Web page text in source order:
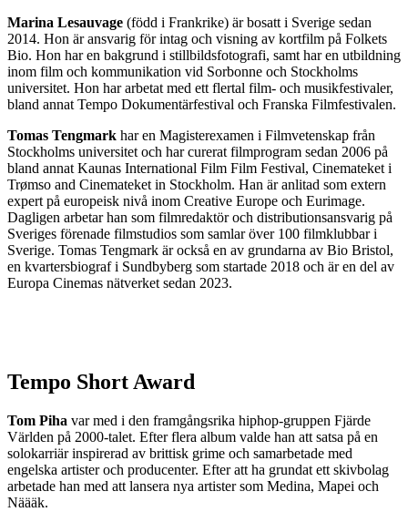
Marina Lesauvage (född i Frankrike) är bosatt i Sverige sedan
2014. Hon är ansvarig för intag och visning av kortfilm på Folkets
Bio. Hon har en bakgrund i stillbildsfotografi, samt har en utbildning
inom film och kommunikation vid Sorbonne och Stockholms
universitet. Hon har arbetat med ett flertal film- och musikfestivaler,
bland annat Tempo Dokumentärfestival och Franska Filmfestivalen.
Tomas Tengmark har en Magisterexamen i Filmvetenskap från
Stockholms universitet och har curerat filmprogram sedan 2006 på
bland annat Kaunas International Film Film Festival, Cinemateket i
Trømso and Cinemateket in Stockholm. Han är anlitad som extern
expert på europeisk nivå inom Creative Europe och Eurimage.
Dagligen arbetar han som filmredaktör och distributionsansvarig på
Sveriges förenade filmstudios som samlar över 100 filmklubbar i
Sverige. Tomas Tengmark är också en av grundarna av Bio Bristol,
en kvartersbiograf i Sundbyberg som startade 2018 och är en del av
Europa Cinemas nätverket sedan 2023.
Tempo Short Award
Tom Piha var med i den framgångsrika hiphop-gruppen Fjärde
Världen på 2000-talet. Efter flera album valde han att satsa på en
solokarriär inspirerad av brittisk grime och samarbetade med
engelska artister och producenter. Efter att ha grundat ett skivbolag
arbetade han med att lansera nya artister som Medina, Mapei och
Näääk.